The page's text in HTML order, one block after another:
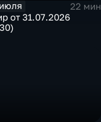
22 мин
от 31.07.2026